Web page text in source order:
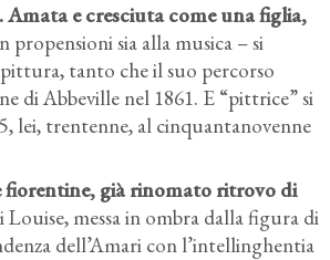
. Amata e cresciuta come una figlia,
sia alla musica – si
tanto che il suo percorso
di Abbeville nel 1861. E “pittrice” si
lei, trentenne, al cinquantanovenne
fiorentine, già rinomato ritrovo di
messa in ombra dalla figura di
dell’Amari con l’intellinghentia